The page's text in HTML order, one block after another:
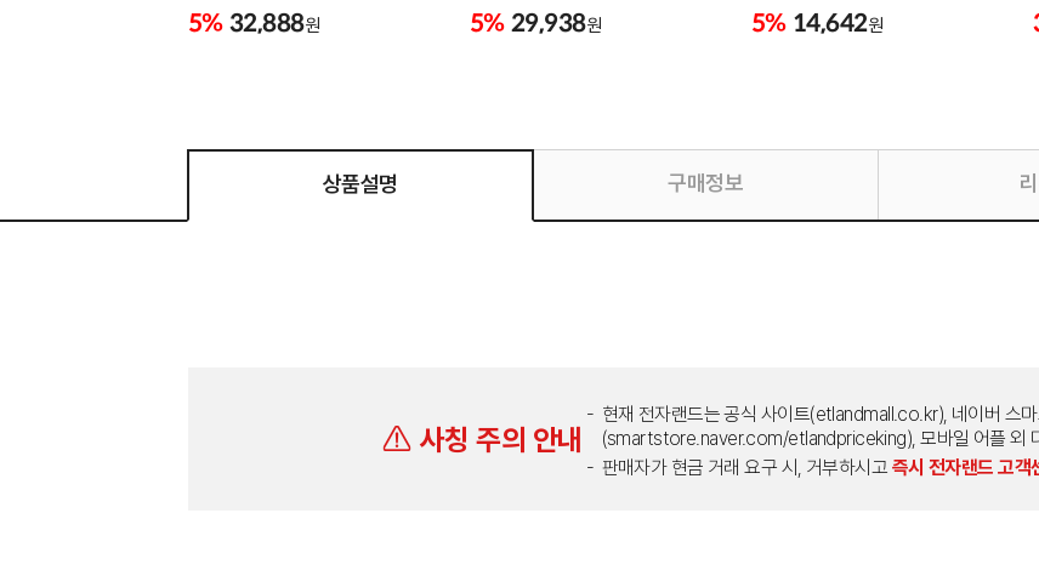
5LKY22100
5% 32,888원 5% 29,938원 5% 14,642원
상품설명 구매정보
사칭 주의 안내
현재 전자랜드는 공식 사이트(etlandmall.co.kr), 네이버 스
(smartstore.naver.com/etlandpriceking), 모바일 어플 외
판매자가 현금 거래 요구 시, 거부하시고 즉시 전자랜드 고객